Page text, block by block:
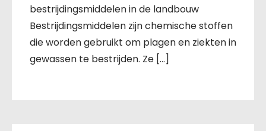
bestrijdingsmiddelen in de landbouw
Bestrijdingsmiddelen zijn chemische stoffen
die worden gebruikt om plagen en ziekten in
gewassen te bestrijden. Ze […]